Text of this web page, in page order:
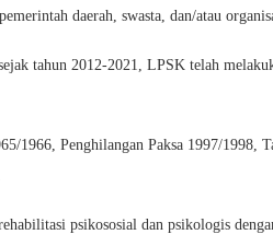
daerah, swasta, dan/atau
tahun 2012-2021, LPSK telah
1966, Penghilangan Paksa 1997/1998,
psikososial dan psikologis